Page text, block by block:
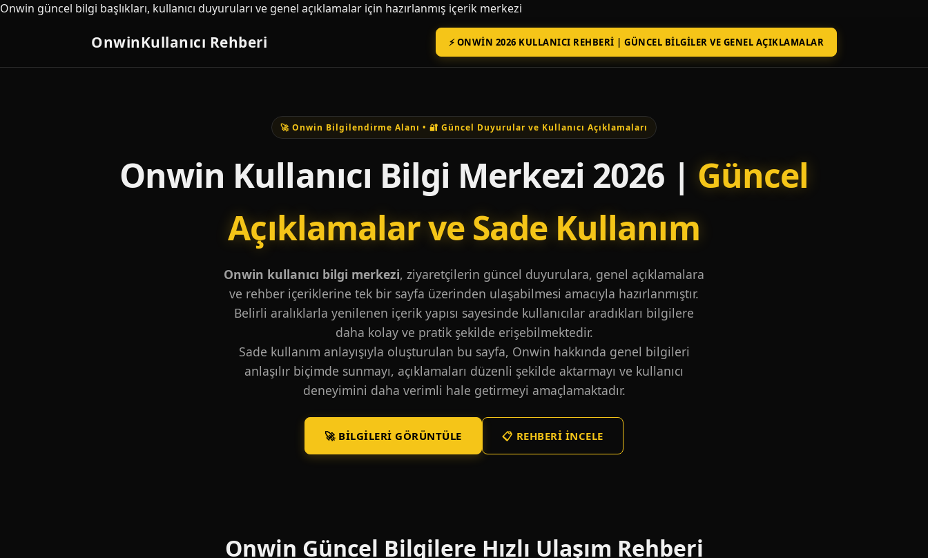
Onwin güncel bilgi başlıkları, kullanıcı duyuruları ve genel açıklamalar için hazırlanmış içerik merkezi
OnwinKullanıcı Rehberi ⚡ ONWIN 2026 KULLANICI REHBERI | GÜNCEL BILGILER VE GENEL AÇIKLAMALAR
🚀 Onwin Bilgilendirme Alanı • 🔐 Güncel Duyurular ve Kullanıcı Açıklamaları
Onwin Kullanıcı Bilgi Merkezi 2026 | Güncel
Açıklamalar ve Sade Kullanım
Onwin kullanıcı bilgi merkezi, ziyaretçilerin güncel duyurulara, genel açıklamalara
ve rehber içeriklerine tek bir sayfa üzerinden ulaşabilmesi amacıyla hazırlanmıştır.
Belirli aralıklarla yenilenen içerik yapısı sayesinde kullanıcılar aradıkları bilgilere
daha kolay ve pratik şekilde erişebilmektedir.
Sade kullanım anlayışıyla oluşturulan bu sayfa, Onwin hakkında genel bilgileri
anlaşılır biçimde sunmayı, açıklamaları düzenli şekilde aktarmayı ve kullanıcı
deneyimini daha verimli hale getirmeyi amaçlamaktadır.
🚀 BILGILERI GÖRÜNTÜLE 📋 REHBERI İNCELE
Onwin Güncel Bilgilere Hızlı Ulaşım Rehberi